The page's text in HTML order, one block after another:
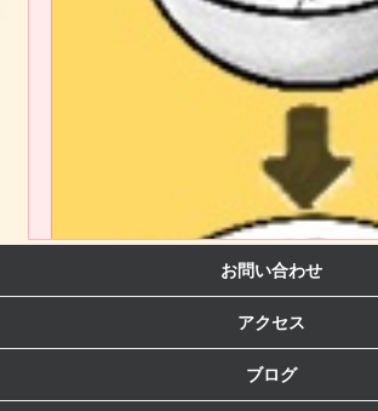
台湾のタロイモにバター、乳製品をミックスした
蒸す：凍ったまま、強火で約8分蒸して下さい。
国内製造品
お問い合わせ
アクセス
ブログ